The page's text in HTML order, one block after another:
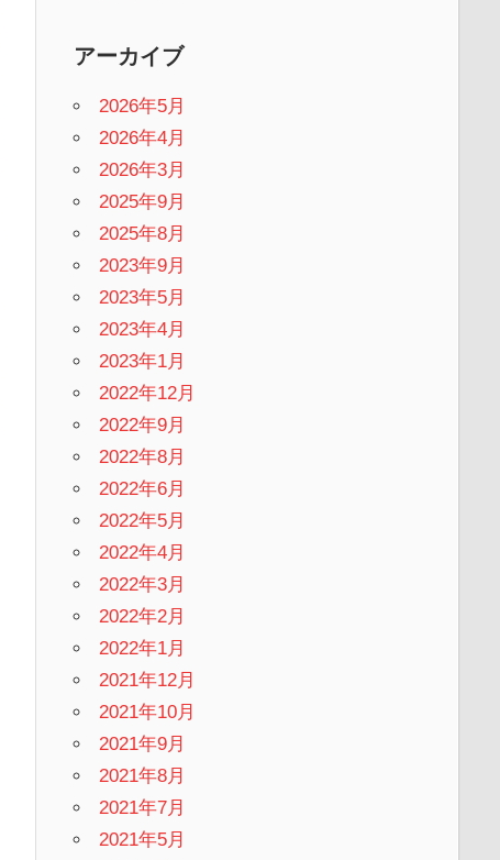
アーカイブ
2026年5月
2026年4月
2026年3月
2025年9月
2025年8月
2023年9月
2023年5月
2023年4月
2023年1月
2022年12月
2022年9月
2022年8月
2022年6月
2022年5月
2022年4月
2022年3月
2022年2月
2022年1月
2021年12月
2021年10月
2021年9月
2021年8月
2021年7月
2021年5月